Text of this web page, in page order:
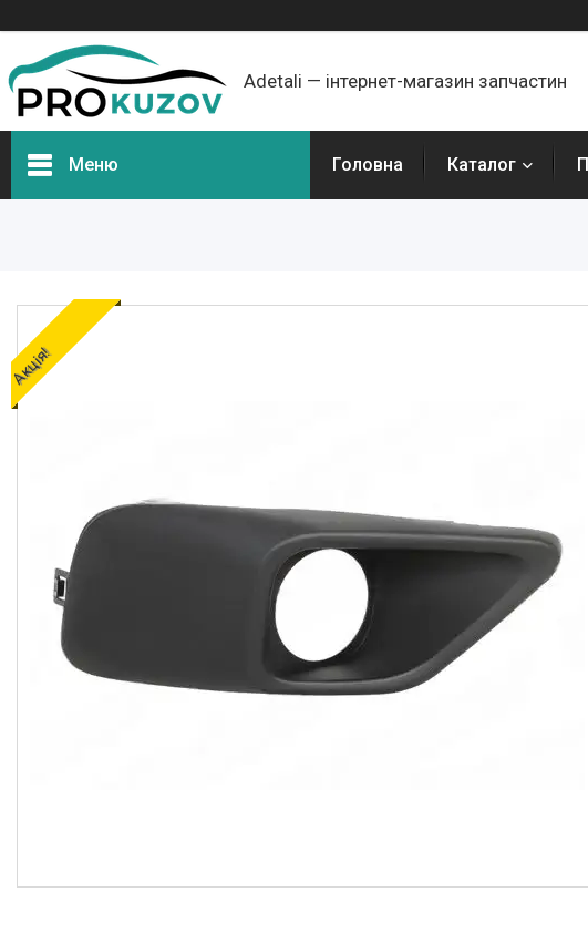
Adetali — інтернет-магазин запчастин
Меню
Відгуки
Головна Каталог
Акція!